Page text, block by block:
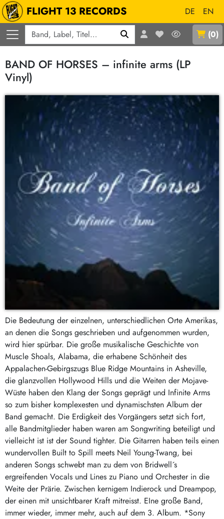
FLIGHT 13 RECORDS DE
EN
(0)
BAND OF HORSES – infinite arms (LP
Vinyl)
Die Bedeutung der einzelnen, unterschiedlichen Orte Amerikas,
an denen die Songs geschrieben und aufgenommen wurden,
wird hier spürbar. Die große musikalische Geschichte von
Muscle Shoals, Alabama, die erhabene Schönheit des
Appalachen-Gebirgszugs Blue Ridge Mountains in Asheville,
die glanzvollen Hollywood Hills und die Weiten der Mojave-
Wüste haben den Klang der Songs geprägt und Infinite Arms
so zum bisher komplexesten und dynamischsten Album der
Band gemacht. Die Erdigkeit des Vorgängers setzt sich fort,
alle Bandmitglieder haben waren am Songwriting beteiligt und
vielleicht ist ist der Sound tighter. Die Gitarren haben teils einen
wundervollen Built to Spill meets Neil Young-Twang, bei
anderen Songs schwebt man zu dem von Bridwell´s
ergreifenden Vocals und Lines zu Piano und Orchester in die
Weite der Prärie. Zwischen kernigem Indierock und Dreampop,
der einen mit unsichtbarer Kraft mitreisst. EIne große Band,
immer wieder, immer mehr, auch auf dem 3. Album. *Sony